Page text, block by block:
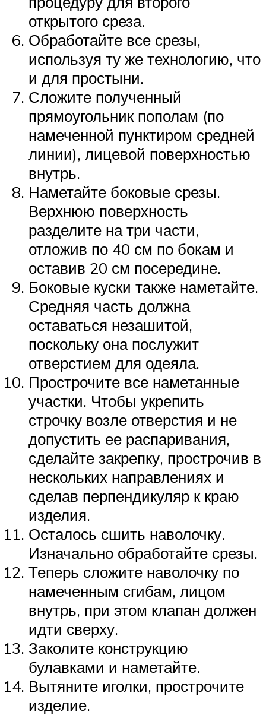
открытого среза.
Обработайте все срезы,
используя ту же технологию, что
и для простыни.
Сложите полученный
прямоугольник пополам (по
намеченной пунктиром средней
линии), лицевой поверхностью
внутрь.
Наметайте боковые срезы.
Верхнюю поверхность
разделите на три части,
отложив по 40 см по бокам и
оставив 20 см посередине.
Боковые куски также наметайте.
Средняя часть должна
оставаться незашитой,
поскольку она послужит
отверстием для одеяла.
Прострочите все наметанные
участки. Чтобы укрепить
строчку возле отверстия и не
допустить ее распаривания,
сделайте закрепку, прострочив в
нескольких направлениях и
сделав перпендикуляр к краю
изделия.
Осталось сшить наволочку.
Изначально обработайте срезы.
Теперь сложите наволочку по
намеченным сгибам, лицом
внутрь, при этом клапан должен
идти сверху.
Заколите конструкцию
булавками и наметайте.
Вытяните иголки, прострочите
изделие.